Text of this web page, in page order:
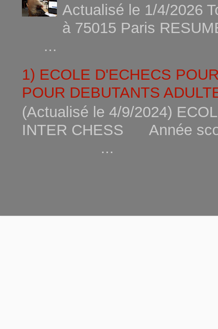
Actualisé le 1/4/2026
à 75015
...
1) ECOLE D'ECHECS
POUR DEBUTANTS
(Actualisé le 4/9/2024)
INTER CHESS Année
...